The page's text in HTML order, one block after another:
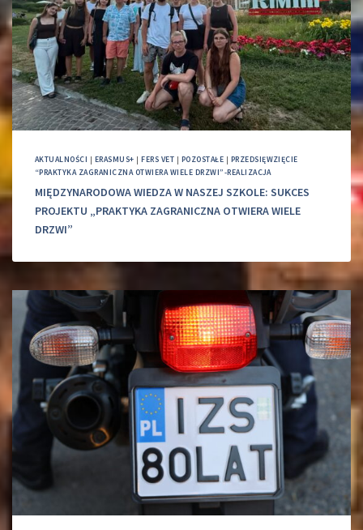
AKTUALNOŚCI | ERASMUS+ |FERS VET | POZOSTAŁE | PRZEDSIĘWZIĘCIE
“PRAKTYKA ZAGRANICZNA OTWIERA WIELE DRZWI”-REALIZACJA
MIĘDZYNARODOWA WIEDZA W NASZEJ SZKOLE: SUKCES
PROJEKTU „PRAKTYKA ZAGRANICZNA OTWIERA WIELE
DRZWI”